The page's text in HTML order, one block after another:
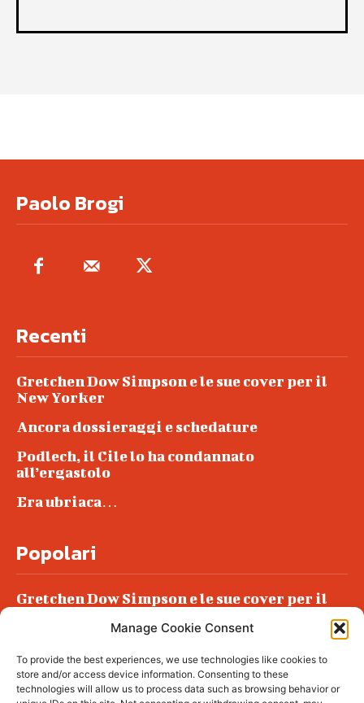
Manage Cookie Consent
To provide the best experiences, we use technologies like cookies to
store and/or access device information. Consenting to these
technologies will allow us to process data such as browsing behavior or
Paolo Brogi
Recenti
Gretchen Dow Simpson e le sue cover per il
New Yorker
Ancora dossieraggi e schedature
Podlech, il Cile lo ha condannato
all’ergastolo
Era ubriaca…
Popolari
Gretchen Dow Simpson e le sue cover per il
Podlech, il Cile lo ha condannato
all’ergastolo